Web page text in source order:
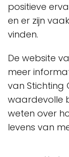
positieve
en er zijn
vinden.
De website
meer
van Stichting
waardevolle
weten over
levens van